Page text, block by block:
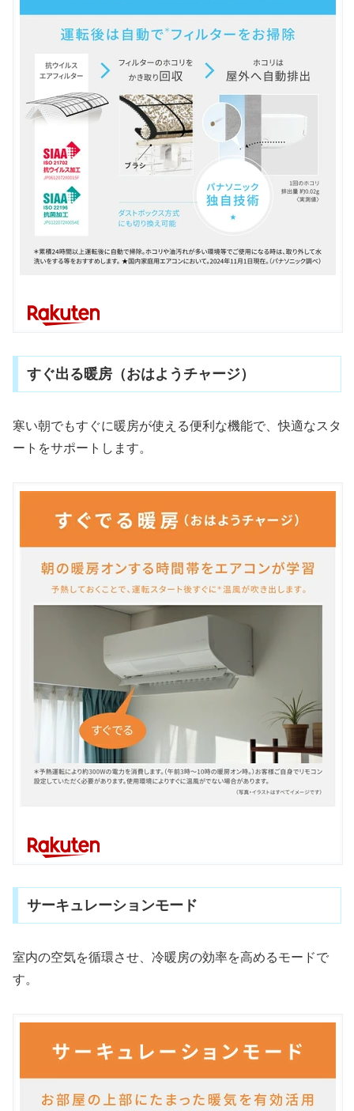
すぐ出る暖房（おはようチャージ）
寒い朝でもすぐに暖房が使える便利な機能で、快適なスタ
ートをサポートします。
サーキュレーションモード
室内の空気を循環させ、冷暖房の効率を高めるモードで
す。